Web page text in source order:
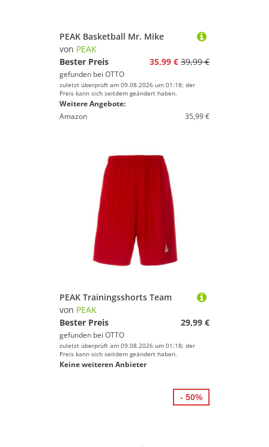
PEAK Basketball Mr. Mike
von PEAK
Bester Preis
35,99 € 39,99 €
gefunden bei OTTO
zuletzt überprüft am 09.08.2026 um 01:18; der
Preis kann sich seitdem geändert haben.
Weitere Angebote:
Amazon
35,99 €
PEAK Trainingsshorts Team
von PEAK
Bester Preis
29,99 €
gefunden bei OTTO
zuletzt überprüft am 09.08.2026 um 01:18; der
Preis kann sich seitdem geändert haben.
Keine weiteren Anbieter
- 50%